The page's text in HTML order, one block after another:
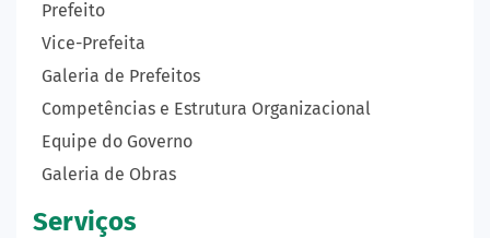
Prefeito
Vice-Prefeita
Galeria de Prefeitos
Competências e Estrutura Organizacional
Equipe do Governo
Galeria de Obras
Serviços